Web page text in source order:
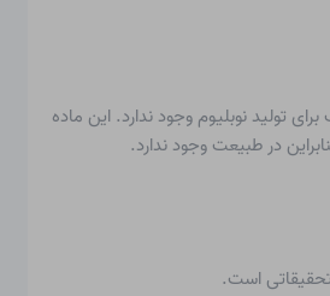
تولید نوبلیوم وجود ندارد. این ماده
در طبیعت وجود ندارد.
تحقیقاتی است.